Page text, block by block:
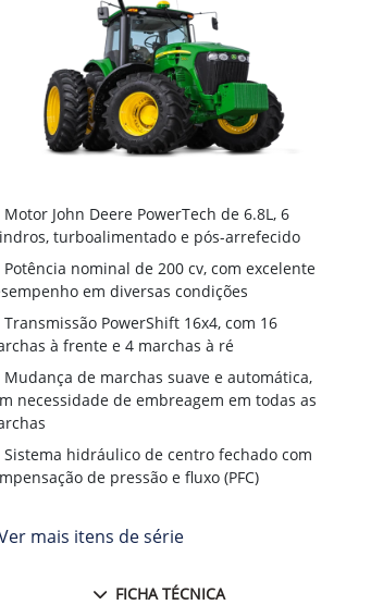
Motor John Deere PowerTech de 6.8L, 6
turboalimentado e pós-arrefecido
Potência nominal de 200 cv, com excelente
em diversas condições
Transmissão PowerShift 16x4, com 16
à frente e 4 marchas à ré
Mudança de marchas suave e automática,
necessidade de embreagem em todas as
Sistema hidráulico de centro fechado com
de pressão e fluxo (PFC)
mais itens de série
FICHA TÉCNICA